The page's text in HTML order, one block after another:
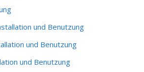
und Benutzung
und Benutzung
und Benutzung